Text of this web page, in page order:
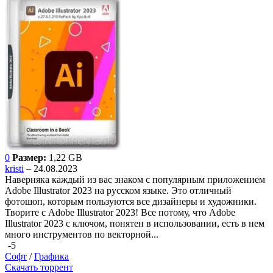
0 Размер: 1,22 GB
kristi – 24.08.2023
Наверняка каждый из вас знаком с популярным приложением
Adobe Illustrator 2023 на русском языке. Это отличный
фотошоп, которым пользуются все дизайнеры и художники.
Творите с Adobe Illustrator 2023! Все потому, что Adobe
Illustrator 2023 с ключом, понятен в использовании, есть в нем
много инструментов по векторной...
-5
Софт /Графика
Скачать торрент